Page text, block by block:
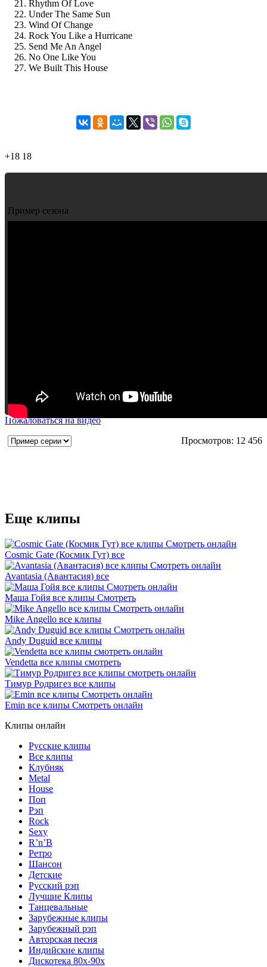
Rhythm Of Love
Under The Same Sun
Wind Of Change
Rock You Like a Hurricane
Send Me An Angel
No One Like You
We Built This House
+18 18
Пример сезона
Пожаловаться на видео
Просмотров: 12 456
Еще клипы
Cosmic Gate (Космик Гут) все
Avantasia (Авантасия) все
Маша Гойя все клипы Смотреть
Mike Angello все клипы
Andy Duguid все клипы
Vendetta все клипы смотреть
Тимур Родригез все клипы
Emin все клипы Смотреть онлайн
Клипы онлайн
Русские клипы
Все клипы
Клубняк
Metal
House
Поп
Рэп
Rock
Sexy
R’n’B
Ретро
Шансон
Детские
Русский рэп
Лучшие Клипы
Танцевальные
Зарубежные клипы
Зарубежный рэп
Авторская песня
Индийские клипы
Дискотека 80х-90х